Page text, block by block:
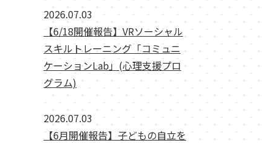
2026.07.03
【6/18開催報告】VRソーシャル
スキルトレーニング「コミュニ
ケーションLab」(心理支援プロ
グラム)
2026.07.03
【6月開催報告】子どもの自立を